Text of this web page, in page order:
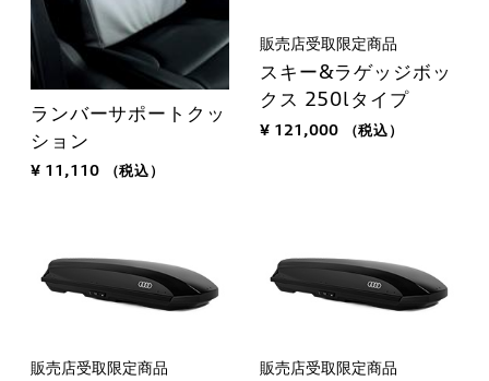
ランバーサポートクッ
ション
¥ 11,110 （税込）
販売店受取限定商品
スキー&ラゲッジボッ
クス 250lタイプ
¥ 121,000 （税込）
販売店受取限定商品 販売店受取限定商品